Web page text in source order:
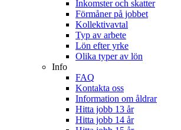
Inkomster och skatter
Förmåner på jobbet
Kollektivavtal
Typ av arbete
Lön efter yrke
Olika typer av lön
Info
FAQ
Kontakta oss
Information om åldrar
Hitta jobb 13 år
Hitta jobb 14 år